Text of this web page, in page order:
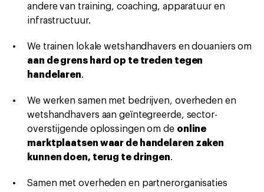
andere van training, coaching, apparatuur en
infrastructuur.
We trainen lokale wetshandhavers en douaniers om
aan de grens hard op te treden tegen
handelaren.
We werken samen met bedrijven, overheden en
wetshandhavers aan geïntegreerde, sector-
overstijgende oplossingen om de online
marktplaatsen waar de handelaren zaken
kunnen doen, terug te dringen.
Samen met overheden en partnerorganisaties